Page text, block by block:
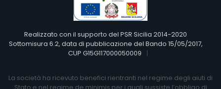
Realizzato con il supporto del PSR Sicilia 2014-2020
Sottomisura 6.2, data di pubblicazione del Bando 15/05/2017,
CUP G15G117000050009
La società ha ricevuto benefici rientranti nel regime degli aiuti di